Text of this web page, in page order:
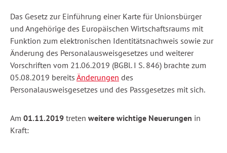
Das Gesetz zur Einführung einer Karte für Unionsbürger
und Angehörige des Europäischen Wirtschaftsraums mit
Funktion zum elektronischen Identitätsnachweis sowie zur
Änderung des Personalausweisgesetzes und weiterer
Vorschriften vom 21.06.2019 (BGBl. I S. 846) brachte zum
05.08.2019 bereits Änderungen des
Personalausweisgesetzes und des Passgesetzes mit sich.
Am 01.11.2019 treten weitere wichtige Neuerungen in
Kraft: